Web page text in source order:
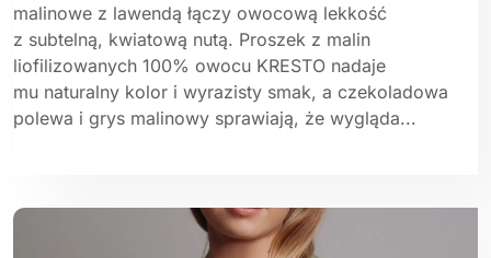
malinowe z lawendą łączy owocową lekkość
z subtelną, kwiatową nutą. Proszek z malin
liofilizowanych 100% owocu KRESTO nadaje
mu naturalny kolor i wyrazisty smak, a czekoladowa
polewa i grys malinowy sprawiają, że wygląda...